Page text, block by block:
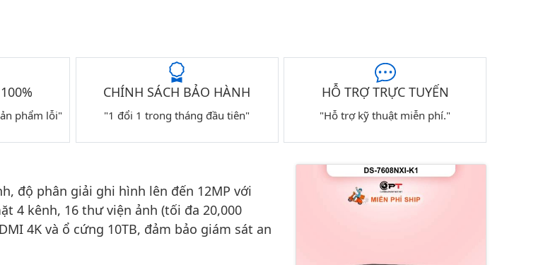
phẩm lỗi"
CHÍNH SÁCH BẢO HÀNH
"1 đổi 1 trong tháng đầu tiên"
HỖ TRỢ TRỰC TUYẾN
"Hỗ trợ kỹ thuật miễn phí."
độ phân giải ghi hình lên đến 12MP với
4 kênh, 16 thư viện ảnh (tối đa 20,000
4K và ổ cứng 10TB, đảm bảo giám sát an